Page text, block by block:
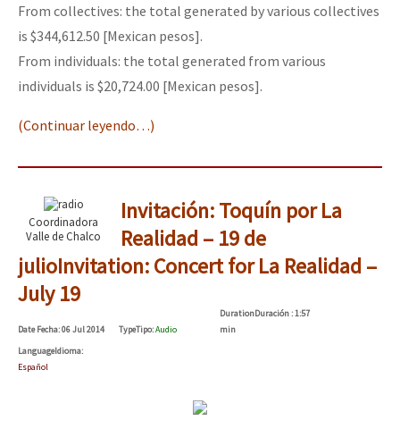
From collectives: the total generated by various collectives
is $344,612.50 [Mexican pesos].
From individuals: the total generated from various
individuals is $20,724.00 [Mexican pesos].
(Continuar leyendo…)
Coordinadora
Valle de Chalco
Invitación: Toquín por La
Realidad – 19 de
julioInvitation: Concert for La Realidad –
July 19
DateFecha: 06 Jul 2014 TypeTipo:Audio
DurationDuración: 1:57
min
LanguageIdioma:
Español